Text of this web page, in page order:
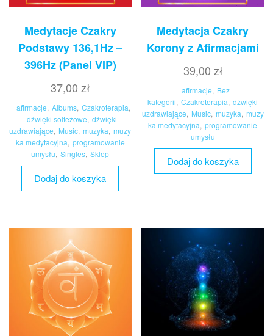
Medytacje Czakry
Podstawy 136,1Hz –
396Hz (Panel VIP)
37,00zł
afirmacje, Albums, Czakroterapia,
dźwięki solfeżowe, dźwięki
uzdrawiające, Music, muzyka, muzy
ka medytacyjna, programowanie
umysłu, Singles, Sklep
Dodaj do koszyka
Medytacja Czakry
Korony z Afirmacjami
39,00 zł
afirmacje, Bez
kategorii, Czakroterapia, dźwięki
uzdrawiające, Music, muzyka, muzy
ka medytacyjna, programowanie
umysłu
Dodaj do koszyka